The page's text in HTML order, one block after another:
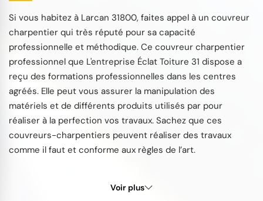
Si vous habitez à Larcan 31800, faites appel à un couvreur
charpentier qui très réputé pour sa capacité
professionnelle et méthodique. Ce couvreur charpentier
professionnel que L'entreprise Éclat Toiture 31 dispose a
reçu des formations professionnelles dans les centres
agréés. Elle peut vous assurer la manipulation des
matériels et de différents produits utilisés par pour
réaliser à la perfection vos travaux. Sachez que ces
couvreurs-charpentiers peuvent réaliser des travaux
comme il faut et conforme aux règles de l’art.
Voir plus